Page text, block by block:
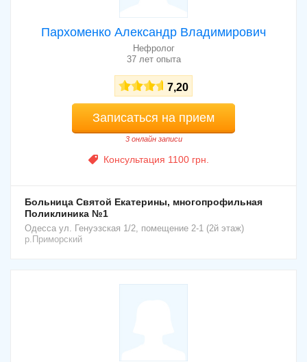
Пархоменко Александр Владимирович
Нефролог
37 лет опыта
7,20
Записаться на прием
3 онлайн записи
Консультация 1100 грн.
Больница Святой Екатерины, многопрофильная
Поликлиника №1
Одесса ул. Генуэзская 1/2, помещение 2-1 (2й этаж)
р.Приморский